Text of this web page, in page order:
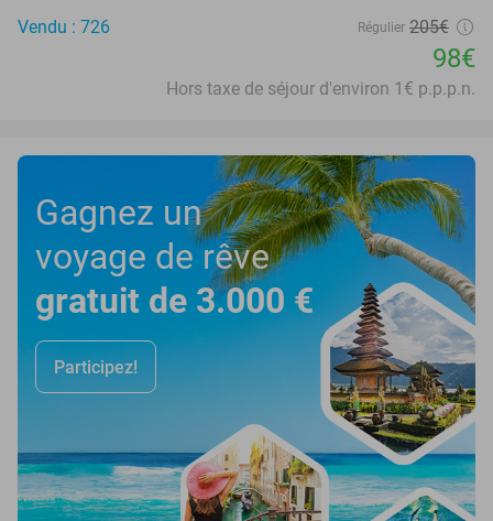
Vendu : 726
Régulier 205€
98€
Hors taxe de séjour d'environ 1€ p.p.p.n.
Gagnez un
voyage de rêve
gratuit de 3.000 €
Participez!